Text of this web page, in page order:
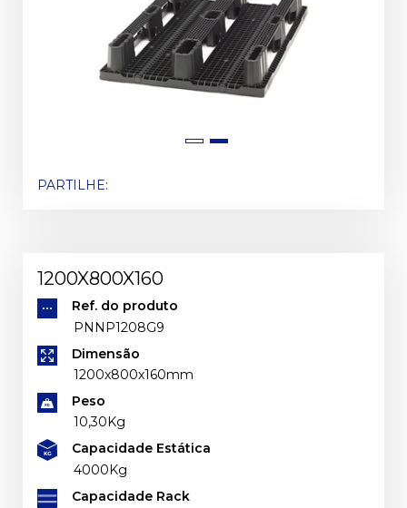
PARTILHE:
1200X800X160
Ref. do produto
PNNP1208G9
Dimensão
1200x800x160mm
Peso
10,30Kg
Capacidade Estática
4000Kg
Capacidade Rack